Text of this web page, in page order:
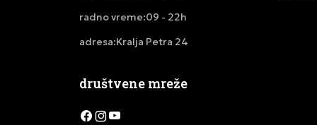
radno vreme:09 - 22h
adresa:Kralja Petra 24
društvene mreže